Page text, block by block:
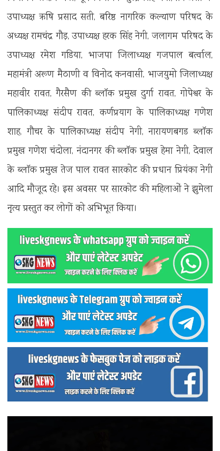
उपाध्यक्ष ऋषि प्रसाद सती, बरिष्ठ नागरिक कल्याण परिषद के
अध्यक्ष रामचंद्र गौड़, उपाध्यक्ष हरक सिंह नेगी, जलागम परिषद के
उपाध्यक्ष रमेश गडिया, भाजपा जिलाध्यक्ष गजपाल बर्त्वाल,
महामंत्री अरूण मैठाणी व विनोद कनवासी, भाजयुमो जिलाध्यक्ष
महावीर रावत, गैरसैण की ब्लॉक प्रमुख दुर्गा रावत, गोपेश्वर के
पालिकाध्यक्ष संदीप रावत, कर्णप्रयाग के पालिकाध्यक्ष गणेश
शाह, गौचर के पालिकाध्यक्ष संदीप नेगी, नारायणबगड ब्लॉक
प्रमुख गणेश चंदोला, नंदानगर की ब्लॉक प्रमुख हेमा नेगी, देवाल
के ब्लॉक प्रमुख तेज पाल रावत सारकोट की प्रधान प्रियंका नेगी
आदि मौजूद रहे। इस अवसर पर सारकोट की महिलाओं ने झुमेला
नृत्य प्रस्तुत कर लोगों को अभिभूत किया।